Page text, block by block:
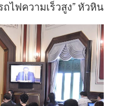
ถไฟความเร็วสูง” หัวหิน